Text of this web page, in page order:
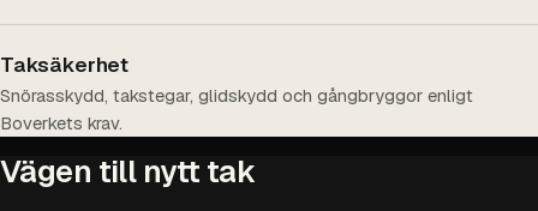
Taksäkerhet
Snörasskydd, takstegar, glidskydd och gångbryggor enligt
Boverkets krav.
Vägen till nytt tak